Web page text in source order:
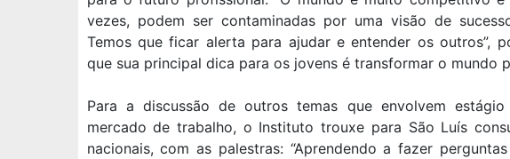
vezes, podem ser contaminadas por uma visão de
Temos que ficar alerta para ajudar e entender os outros”,
que sua principal dica para os jovens é transformar o mundo
Para a discussão de outros temas que envolvem
mercado de trabalho, o Instituto trouxe para São Luís
nacionais, com as palestras: “Aprendendo a fazer